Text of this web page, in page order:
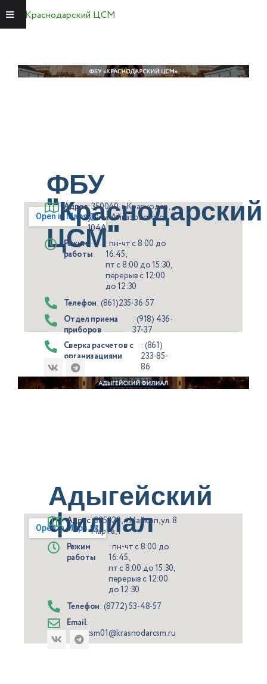
ФБУ
"Краснодарский
ЦСМ"
Адрес: 350040, г. Краснодар,
ул. им. Айвазовского
104А
Режим
работы
: пн-чт с 8:00 до
16:45,
пт с 8:00 до 15:30,
перерыв с 12:00
до 12:30
Телефон: (861)235-36-57
Отдел приема
приборов
: (918) 436-
37-37
Cверка расчетов с
организациями
: (861)
233-85-
86
Email: info@krasnodarcsm.ru
Адыгейский
филиал
Адрес: 385020, г. Майкоп, ул. 8
Марта, 1
Режим
работы
: пн-чт с 8:00 до
16:45,
пт с 8:00 до 15:30,
перерыв с 12:00
до 12:30
Телефон: (8772) 53-48-57
Email:
csm01@krasnodarcsm.ru
Краснодарский ЦСМ